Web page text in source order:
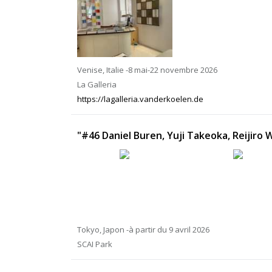
Venise, Italie -8 mai-22 novembre 2026
La Galleria
https://lagalleria.vanderkoelen.de
"#46 Daniel Buren, Yuji Takeoka, Reijiro
Tokyo, Japon -à partir du 9 avril 2026
SCAI Park